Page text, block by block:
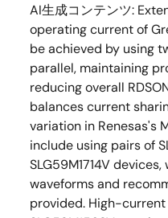
AI生成コンテンツ:
operating current of
be achieved by using
parallel, maintaining
reducing overall
balances current
variation in Renesas's
include using pairs of
SLG59M1714V
waveforms and
provided. High-